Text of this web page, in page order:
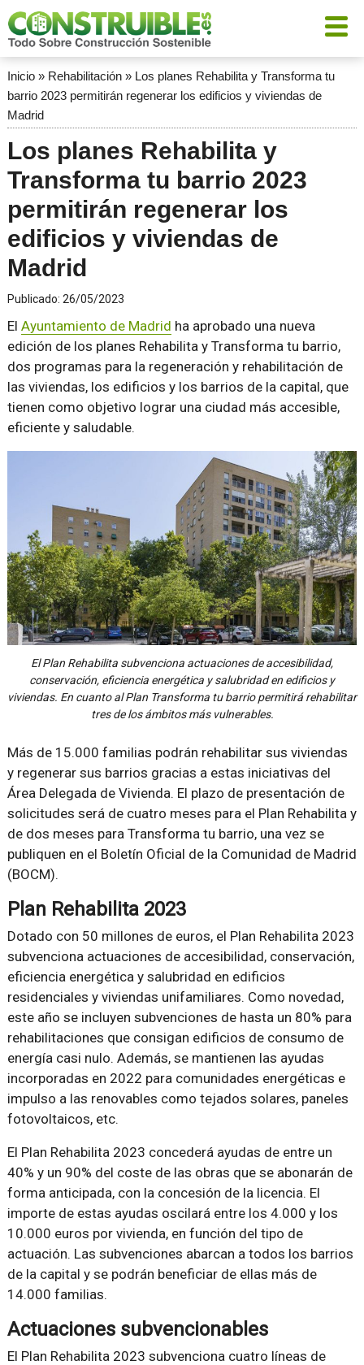
Inicio» Rehabilitación» Los planes Rehabilita y Transforma tu
barrio 2023 permitirán regenerar los edificios y viviendas de
Madrid
Los planes Rehabilita y
Transforma tu barrio 2023
permitirán regenerar los
edificios y viviendas de
Madrid
Publicado: 26/05/2023
El Ayuntamiento de Madrid ha aprobado una nueva
edición de los planes Rehabilita y Transforma tu barrio,
dos programas para la regeneración y rehabilitación de
las viviendas, los edificios y los barrios de la capital, que
tienen como objetivo lograr una ciudad más accesible,
eficiente y saludable.
El Plan Rehabilita subvenciona actuaciones de accesibilidad,
conservación, eficiencia energética y salubridad en edificios y
viviendas. En cuanto al Plan Transforma tu barrio permitirá rehabilitar
tres de los ámbitos más vulnerables.
Más de 15.000 familias podrán rehabilitar sus viviendas
y regenerar sus barrios gracias a estas iniciativas del
Área Delegada de Vivienda. El plazo de presentación de
solicitudes será de cuatro meses para el Plan Rehabilita y
de dos meses para Transforma tu barrio, una vez se
publiquen en el Boletín Oficial de la Comunidad de Madrid
(BOCM).
Plan Rehabilita 2023
Dotado con 50 millones de euros, el Plan Rehabilita 2023
subvenciona actuaciones de accesibilidad, conservación,
eficiencia energética y salubridad en edificios
residenciales y viviendas unifamiliares. Como novedad,
este año se incluyen subvenciones de hasta un 80% para
rehabilitaciones que consigan edificios de consumo de
energía casi nulo. Además, se mantienen las ayudas
incorporadas en 2022 para comunidades energéticas e
impulso a las renovables como tejados solares, paneles
fotovoltaicos, etc.
El Plan Rehabilita 2023 concederá ayudas de entre un
40% y un 90% del coste de las obras que se abonarán de
forma anticipada, con la concesión de la licencia. El
importe de estas ayudas oscilará entre los 4.000 y los
10.000 euros por vivienda, en función del tipo de
actuación. Las subvenciones abarcan a todos los barrios
de la capital y se podrán beneficiar de ellas más de
14.000 familias.
Actuaciones subvencionables
El Plan Rehabilita 2023 subvenciona cuatro líneas de